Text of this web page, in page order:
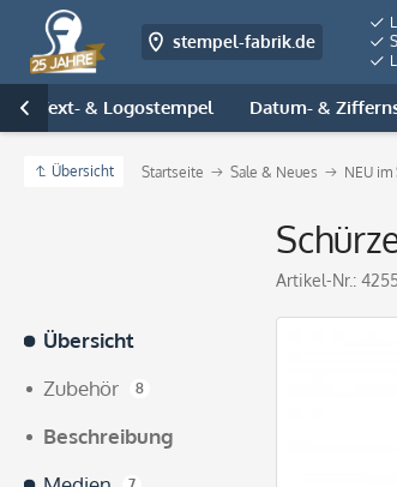
stempel-fabrik.de
Text- & Logostempel Datum- &

Übersicht Startseite Sale & Neues NEU im
Artikel-Nr.:
Übersicht
Zubehör
8
Beschreibung